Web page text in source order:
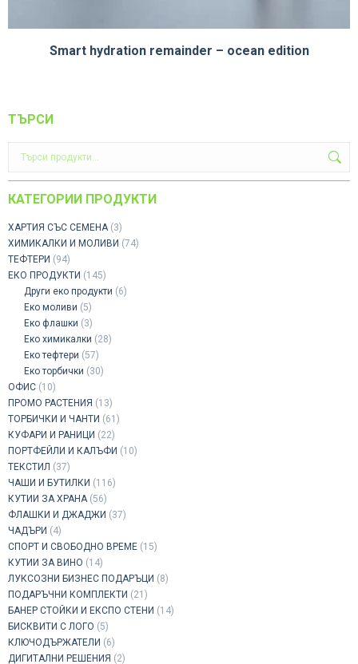
Smart hydration remainder – ocean edition
ТЪРСИ
КАТЕГОРИИ ПРОДУКТИ
ХАРТИЯ СЪС СЕМЕНА (3)
ХИМИКАЛКИ И МОЛИВИ (74)
ТЕФТЕРИ (94)
ЕКО ПРОДУКТИ (145)
Други еко продукти (6)
Еко моливи (5)
Еко флашки (3)
Eко химикалки (28)
Еко тефтери (57)
Еко торбички (30)
ОФИС (10)
ПРОМО РАСТЕНИЯ (13)
ТОРБИЧКИ И ЧАНТИ (61)
КУФАРИ И РАНИЦИ (22)
ПОРТФЕЙЛИ И КАЛЪФИ (10)
ТЕКСТИЛ (37)
ЧАШИ И БУТИЛКИ (116)
КУТИИ ЗА ХРАНА (56)
ФЛАШКИ И ДЖАДЖИ (37)
ЧАДЪРИ (4)
СПОРТ И СВОБОДНО ВРЕМЕ (15)
КУТИИ ЗА ВИНО (14)
ЛУКСОЗНИ БИЗНЕС ПОДАРЪЦИ (8)
ПОДАРЪЧНИ КОМПЛЕКТИ (21)
БАНЕР СТОЙКИ И ЕКСПО СТЕНИ (14)
БИСКВИТИ С ЛОГО (5)
КЛЮЧОДЪРЖАТЕЛИ (6)
ДИГИТАЛНИ РЕШЕНИЯ (2)